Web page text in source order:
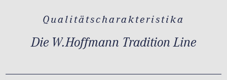
Qualitätscharakteristika
Die W.Hoffmann Tradition Line